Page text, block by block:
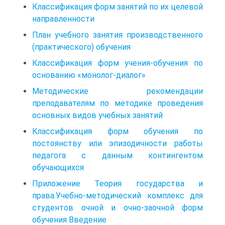
Классификация форм занятий по их целевой
направленности
План учебного занятия производственного
(практического) обучения
Классификация форм учения-обучения по
основанию «монолог-диалог»
Методические рекомендации
преподавателям по методике проведения
основных видов учебных занятий
Классификация форм обучения по
постоянству или эпизодичности работы
педагога с данным контингентом
обучающихся
Приложение Теория государства и
права.Учебно-методический комплекс для
студентов очной и очно-заочной форм
обучения Введение